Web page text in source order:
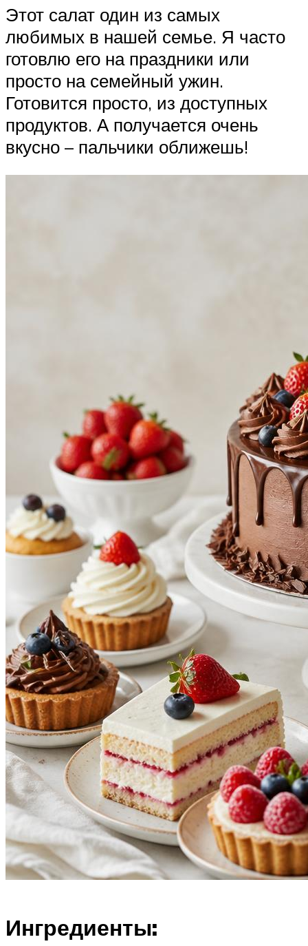
Этот салат один из самых
любимых в нашей семье. Я часто
готовлю его на праздники или
просто на семейный ужин.
Готовится просто, из доступных
продуктов. А получается очень
вкусно – пальчики оближешь!
Ингредиенты: